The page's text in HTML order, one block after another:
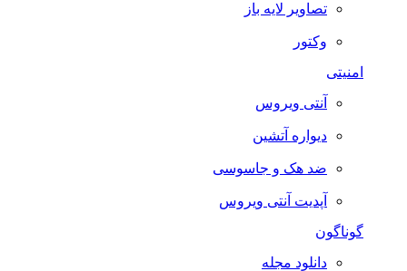
تصاویر لایه باز
وکتور
امنیتی
آنتی ویروس
دیواره آتشین
ضد هک و جاسوسی
آپدیت آنتی ویروس
گوناگون
دانلود مجله